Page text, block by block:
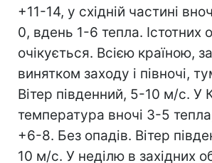
+11-14, у східній частині
0, вдень 1-6 тепла. Істотних
очікується. Всією країною, за
винятком заходу і півночі,
Вітер південний, 5-10 м/с. У
температура вночі 3-5
+6-8. Без опадів. Вітер
10 м/с. У неділю в західних